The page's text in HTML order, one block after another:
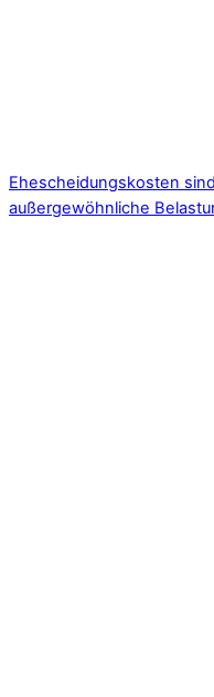
Ehescheidungskosten
außergewöhnliche